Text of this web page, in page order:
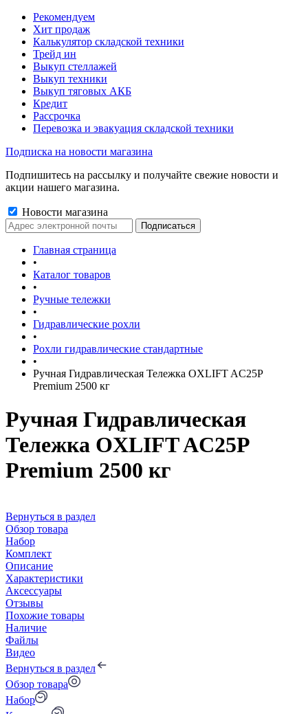
Рекомендуем
Хит продаж
Калькулятор складской техники
Трейд ин
Выкуп стеллажей
Выкуп техники
Выкуп тяговых АКБ
Кредит
Рассрочка
Перевозка и эвакуация складской техники
Подписка на новости магазина
Подпишитесь на рассылку и получайте свежие новости и
акции нашего магазина.
Новости магазина
Главная страница
•
Каталог товаров
•
Ручные тележки
•
Гидравлические рохли
•
Рохли гидравлические стандартные
•
Ручная Гидравлическая Тележка OXLIFT AC25P
Premium 2500 кг
Ручная Гидравлическая
Тележка OXLIFT AC25P
Premium 2500 кг
Вернуться в раздел
Обзор товара
Набор
Комплект
Описание
Характеристики
Аксессуары
Отзывы
Похожие товары
Наличие
Файлы
Видео
Вернуться в раздел
Обзор товара
Набор